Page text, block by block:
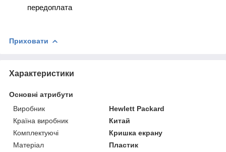
передоплата
Приховати
Характеристики
Основні атрибути
Виробник
Hewlett Packard
Країна виробник
Китай
Комплектуючі
Кришка екрану
Матеріал
Пластик